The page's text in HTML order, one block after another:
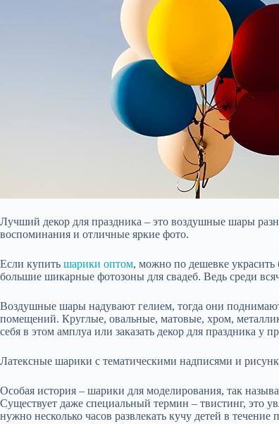
Лучший декор для праздника – это воздушные шары
воспоминания и отличные яркие фото.
Если купить шарики оптом, можно по дешевке
большие шикарные фотозоны для свадеб. Ведь среди
Воздушные шары надувают гелием, тогда они
помещений. Круглые, овальные, матовые, хром,
себя в этом амплуа или заказать декор для праздника у
Латексные шарики с тематическими надписями и
Особая история – шарики для моделирования, так
Существует даже специальный термин – твистинг, это
нужно несколько часов развлекать кучу детей в течение